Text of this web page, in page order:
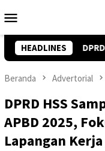
ke
Mobile
HEADLINES
Inovasi Kebijakan Kesra
Beranda Advertorial
DPRD HSS
APBD 2025,
Lapangan Kerja